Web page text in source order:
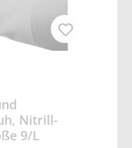
Nitrill-
9/L